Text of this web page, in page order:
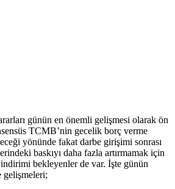
günün en önemli gelişmesi olarak ön
TCMB’nin gecelik borç verme
yönünde fakat darbe girişimi sonrası
baskıyı daha fazla artırmamak için
bekleyenler de var. İşte günün
gelişmeleri;